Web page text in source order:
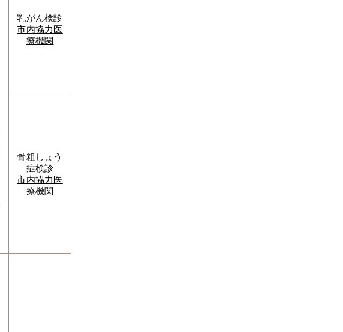
乳がん検診
市内協力医
療機関
骨粗しょう
症検診
市内協力医
療機関